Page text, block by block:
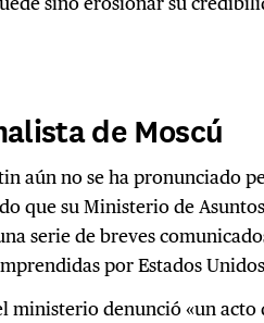
de Moscú
aún no se ha pronunciado
que su Ministerio de
serie de breves
por Estados
ministerio denunció «un acto